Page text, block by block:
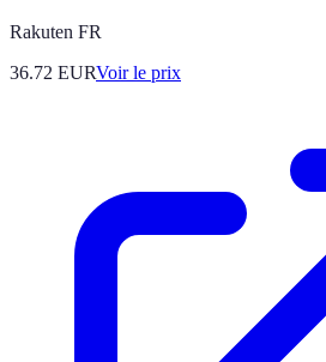
Rakuten FR
36.72 EURVoir le prix